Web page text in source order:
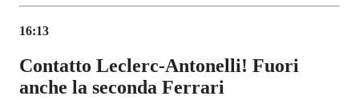
16:13
Contatto Leclerc-Antonelli! Fuori
anche la seconda Ferrari